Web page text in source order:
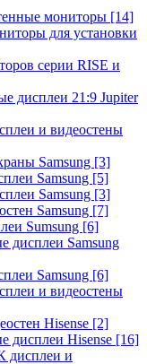
мониторы [14]
для установки
серии RISE и
дисплеи 21:9 Jupiter
и видеостены
Samsung [3]
Samsung [5]
Samsung [3]
Samsung [7]
Sumsung [6]
дисплеи Samsung
Samsung [6]
и видеостены
Hisense [2]
дисплеи Hisense [16]
дисплеи и